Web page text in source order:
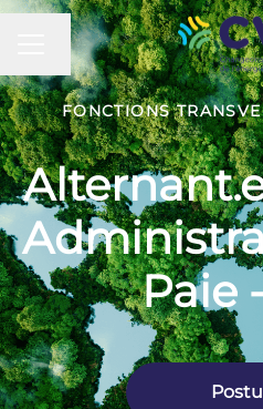
MENU CARRIÈRE
Changer la langue
FONCTIONS
Paie